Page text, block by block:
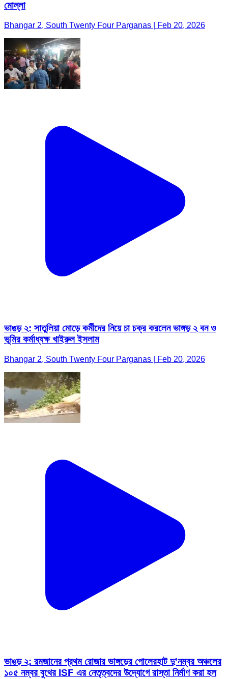
মোল্লা
Bhangar 2, South Twenty Four Parganas | Feb 20, 2026
ভাঙড় ২: সাতুলিয়া মোড়ে কর্মীদের নিয়ে চা চক্র করলেন ভাঙ্গড় ২ বন ও
ভূমির কর্মাধ্যক্ষ খাইরুল ইসলাম
Bhangar 2, South Twenty Four Parganas | Feb 20, 2026
ভাঙড় ২: রমজানের প্রথম রোজার ভাঙ্গড়ের পোলেরহাট দু'নম্বর অঞ্চলের
১০৫ নম্বর বুথের ISF এর নেতৃত্বদের উদ্যোগে রাস্তা নির্মাণ করা হল